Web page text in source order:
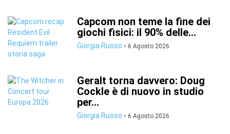
Capcom non teme la fine dei
giochi fisici: il 90% delle...
Giorgia Russo - 6 Agosto 2026
Geralt torna davvero: Doug
Cockle è di nuovo in studio
per...
Giorgia Russo - 6 Agosto 2026